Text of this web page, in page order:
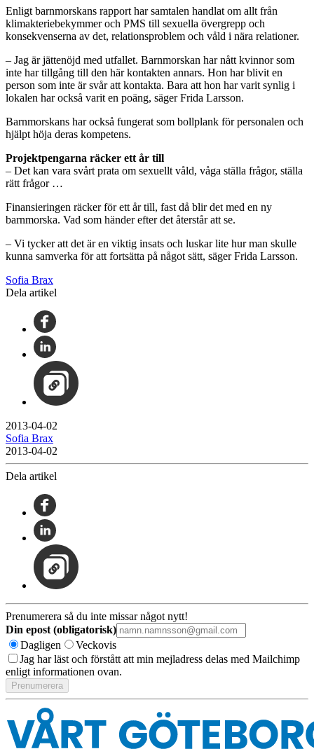
Enligt barnmorskans rapport har samtalen handlat om allt från
klimakteriebekymmer och PMS till sexuella övergrepp och
konsekvenserna av det, relationsproblem och våld i nära relationer.
– Jag är jättenöjd med utfallet. Barnmorskan har nått kvinnor som
inte har tillgång till den här kontakten annars. Hon har blivit en
person som inte är svår att kontakta. Bara att hon har varit synlig i
lokalen har också varit en poäng, säger Frida Larsson.
Barnmorskans har också fungerat som bollplank för personalen och
hjälpt höja deras kompetens.
Projektpengarna räcker ett år till
– Det kan vara svårt prata om sexuellt våld, våga ställa frågor, ställa
rätt frågor …
Finansieringen räcker för ett år till, fast då blir det med en ny
barnmorska. Vad som händer efter det återstår att se.
– Vi tycker att det är en viktig insats och luskar lite hur man skulle
kunna samverka för att fortsätta på något sätt, säger Frida Larsson.
Sofia Brax
Dela artikel
2013-04-02
Sofia Brax
2013-04-02
Dela artikel
Prenumerera så du inte missar något nytt!
Din epost (obligatorisk)
Dagligen
Veckovis
Jag har läst och förstått att min mejladress delas med Mailchimp
enligt informationen ovan.